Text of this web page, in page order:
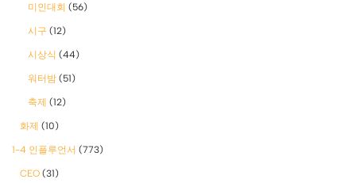
미인대회 (56)
시구 (12)
시상식 (44)
워터밤 (51)
축제 (12)
화제 (10)
1-4 인플루언서 (773)
CEO (31)